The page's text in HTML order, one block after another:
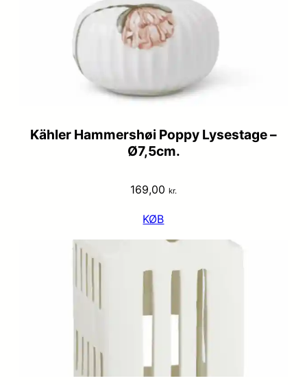
Kähler Hammershøi Poppy Lysestage –
Ø7,5cm.
169,00 kr.
KØB